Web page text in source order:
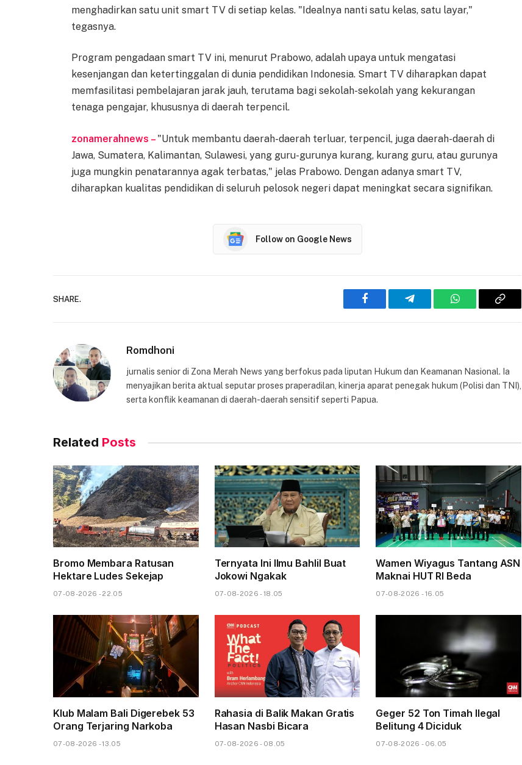
menghadirkan satu unit smart TV di setiap kelas. "Idealnya nanti satu kelas, satu layar,"
tegasnya.
Program pengadaan smart TV ini, menurut Prabowo, adalah upaya untuk mengatasi
kesenjangan dan ketertinggalan di dunia pendidikan Indonesia. Smart TV diharapkan dapat
memfasilitasi pembelajaran jarak jauh, terutama bagi sekolah-sekolah yang kekurangan
tenaga pengajar, khususnya di daerah terpencil.
zonamerahnews – "Untuk membantu daerah-daerah terluar, terpencil, juga daerah-daerah di
Jawa, Sumatera, Kalimantan, Sulawesi, yang guru-gurunya kurang, kurang guru, atau gurunya
juga mungkin penatarannya agak terbatas," jelas Prabowo. Dengan adanya smart TV,
diharapkan kualitas pendidikan di seluruh pelosok negeri dapat meningkat secara signifikan.
Follow on Google News
SHARE.
Facebook Telegram WhatsAppCopy
Romdhoni
jurnalis senior di Zona Merah News yang berfokus pada liputan Hukum dan Keamanan Nasional. Ia
menyajikan berita aktual seputar proses praperadilan, kinerja aparat penegak hukum (Polisi dan TNI),
serta konflik keamanan di daerah-daerah sensitif seperti Papua.
Related Posts
Bromo Membara Ratusan
Hektare Ludes Sekejap
07-08-2026 - 22.05
Ternyata Ini Ilmu Bahlil Buat
Jokowi Ngakak
07-08-2026 - 18.05
Wamen Wiyagus Tantang ASN
Maknai HUT RI Beda
07-08-2026 - 16.05
Klub Malam Bali Digerebek 53
Orang Terjaring Narkoba
07-08-2026 - 13.05
Rahasia di Balik Makan Gratis
Hasan Nasbi Bicara
07-08-2026 - 08.05
Geger 52 Ton Timah Ilegal
Belitung 4 Diciduk
07-08-2026 - 06.05